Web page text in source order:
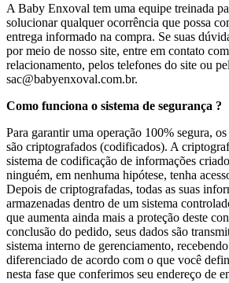
A Baby Enxoval tem uma equipe treinada
solucionar qualquer ocorrência que possa
entrega informado na compra. Se suas
por meio de nosso site, entre em contato
relacionamento, pelos telefones do site ou
sac@babyenxoval.com.br.
Como funciona o sistema de segurança ?
Para garantir uma operação 100% segura,
são criptografados (codificados). A
sistema de codificação de informações
ninguém, em nenhuma hipótese, tenha
Depois de criptografadas, todas as suas
armazenadas dentro de um sistema
que aumenta ainda mais a proteção deste
conclusão do pedido, seus dados são
sistema interno de gerenciamento,
diferenciado de acordo com o que você
nesta fase que conferimos seu endereço de